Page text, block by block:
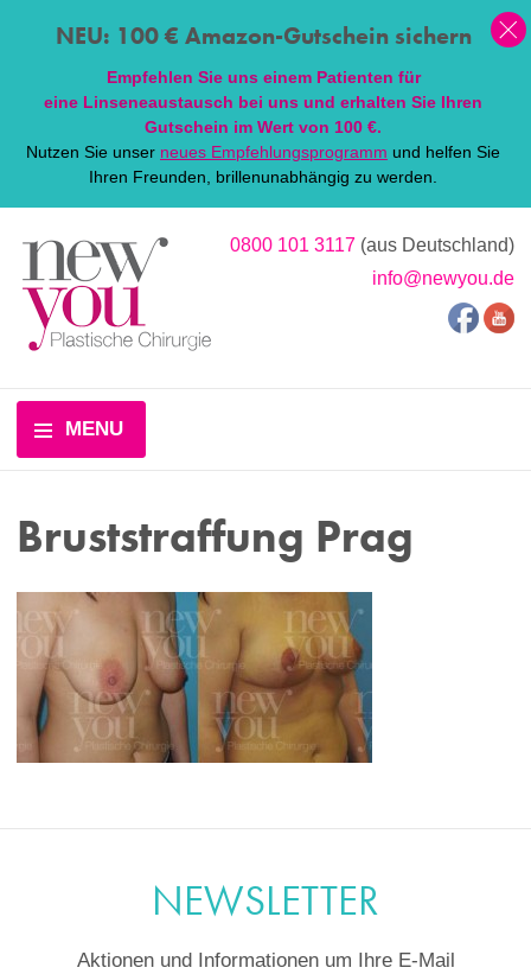
NEU: 100 € Amazon-Gutschein sichern
Empfehlen Sie uns einem Patienten für
eine Linseneaustausch bei uns und erhalten Sie Ihren
Gutschein im Wert von 100 €.
Nutzen Sie unser neues Empfehlungsprogramm und helfen Sie
Ihren Freunden, brillenunabhängig zu werden.
0800 101 3117 (aus Deutschland)
info@newyou.de
MENU
Bruststraffung Prag
NEWSLETTER
Aktionen und Informationen um Ihre E-Mail